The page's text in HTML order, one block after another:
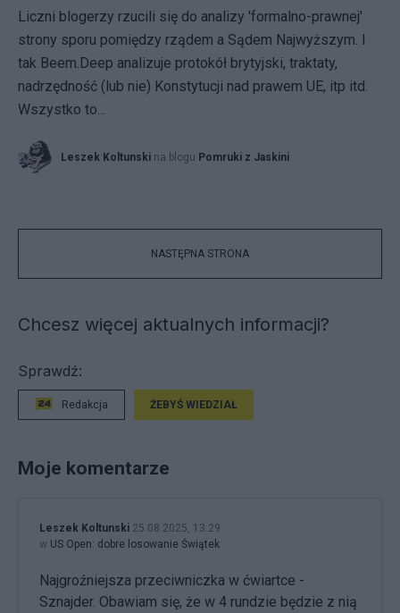
Liczni blogerzy rzucili się do analizy 'formalno-prawnej'
strony sporu pomiędzy rządem a Sądem Najwyższym. I
tak Beem.Deep analizuje protokół brytyjski, traktaty,
nadrzędność (lub nie) Konstytucji nad prawem UE, itp itd.
Wszystko to...
Leszek Koltunski na blogu Pomruki z Jaskini
NASTĘPNA STRONA
Chcesz więcej aktualnych informacji?
Sprawdź:
Redakcja ŻEBYŚ WIEDZIAŁ
Moje komentarze
Leszek Koltunski 25.08.2025, 13:29
w US Open: dobre losowanie Świątek
Najgroźniejsza przeciwniczka w ćwiartce -
Sznajder. Obawiam się, że w 4 rundzie będzie z nią